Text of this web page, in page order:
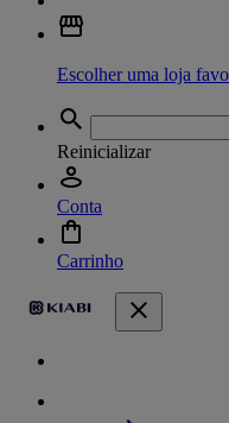
Escolher uma loja
Reinicializar
Conta
Carrinho